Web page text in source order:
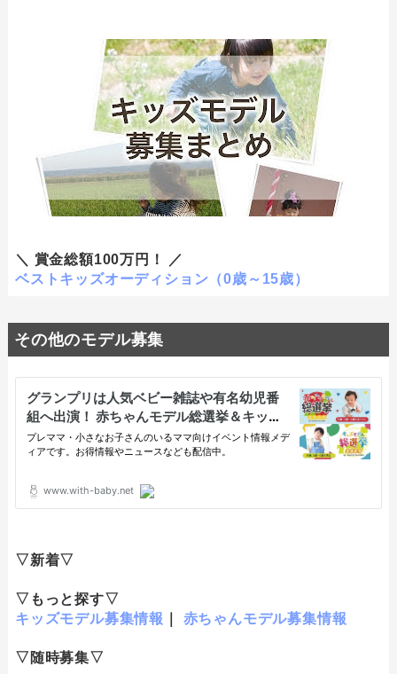
＼ 賞金総額100万円！ ／
ベストキッズオーディション（0歳～15歳）
その他のモデル募集
▽新着▽
▽もっと探す▽
キッズモデル募集情報
赤ちゃんモデル募集情報
▽随時募集▽